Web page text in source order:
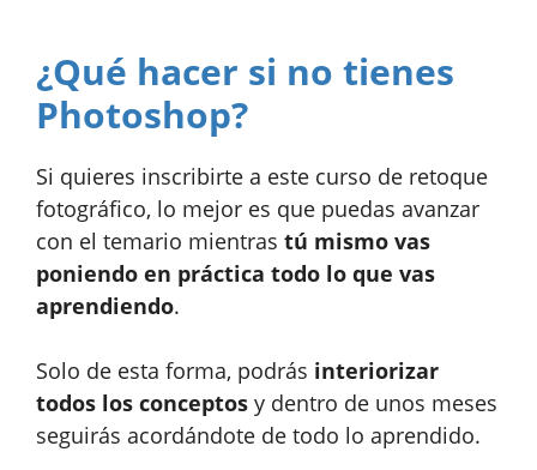
¿Qué hacer si no tienes
Photoshop?
Si quieres inscribirte a este curso de retoque
fotográfico, lo mejor es que puedas avanzar
con el temario mientras tú mismo vas
poniendo en práctica todo lo que vas
aprendiendo.
Solo de esta forma, podrás interiorizar
todos los conceptos y dentro de unos meses
seguirás acordándote de todo lo aprendido.